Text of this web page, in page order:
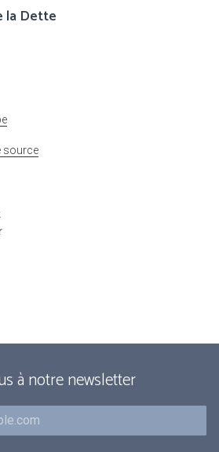
la Dette
source
à notre newsletter